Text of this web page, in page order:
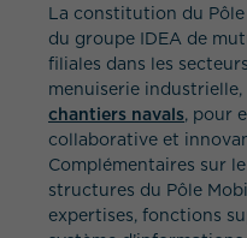
La constitution du
du groupe IDEA de
filiales dans les
menuiserie
chantiers navals, pour
collaborative et
Complémentaires sur
structures du Pôle
expertises, fonctions